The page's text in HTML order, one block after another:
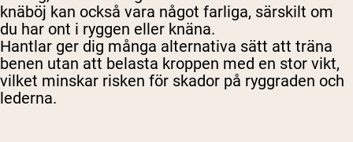
knäböj kan också vara något farliga, särskilt om
du har ont i ryggen eller knäna.
Hantlar ger dig många alternativa sätt att träna
benen utan att belasta kroppen med en stor vikt,
vilket minskar risken för skador på ryggraden och
lederna.